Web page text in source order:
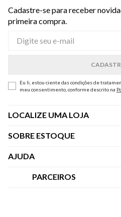
Cadastre-se para receber
primeira compra.
Eu li, estou ciente das condições de
meu consentimento, conforme descrito na
LOCALIZE UMA LOJA
SOBRE ESTOQUE
Quem Somos
AJUDA
Central de Atendimento
PARCEIROS